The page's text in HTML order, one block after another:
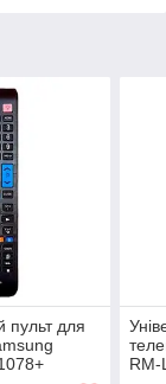
пульт для
RM-